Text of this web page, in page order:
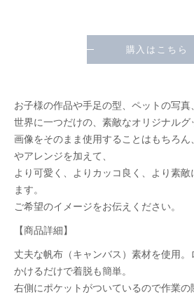
購入はこちら
お子様の作品や手足の型、ペットの写
世界に一つだけの、素敵なオリジナルグ
画像をそのまま使用することはもちろ
やアレンジを加えて、
より可愛く、よりカッコ良く、より素
ます。
ご希望のイメージをお伝えください。
【商品詳細】
丈夫な帆布（キャンバス）素材を使用
かけるだけで着脱も簡単。
右側にポケットがついているので作業